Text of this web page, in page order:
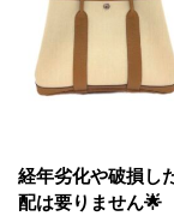
経年劣化や破損し
配は要りません🌟